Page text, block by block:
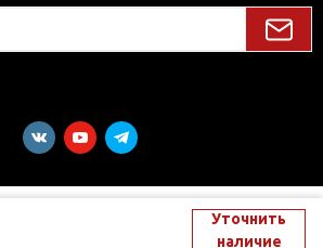
Уточнить
наличие